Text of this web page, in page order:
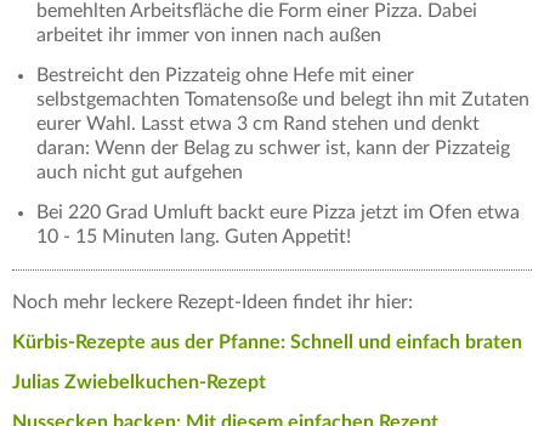
bemehlten Arbeitsfläche die Form einer Pizza. Dabei
arbeitet ihr immer von innen nach außen
Bestreicht den Pizzateig ohne Hefe mit einer
selbstgemachten Tomatensoße und belegt ihn mit Zutaten
eurer Wahl. Lasst etwa 3 cm Rand stehen und denkt
daran: Wenn der Belag zu schwer ist, kann der Pizzateig
auch nicht gut aufgehen
Bei 220 Grad Umluft backt eure Pizza jetzt im Ofen etwa
10 - 15 Minuten lang. Guten Appetit!
Noch mehr leckere Rezept-Ideen findet ihr hier:
Kürbis-Rezepte aus der Pfanne: Schnell und einfach braten
Julias Zwiebelkuchen-Rezept